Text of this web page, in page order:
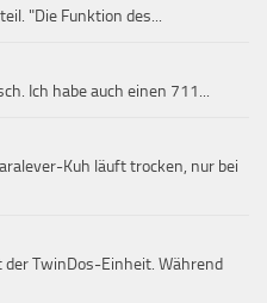
"Die Funktion des...
Ich habe auch einen 711...
Kuh läuft trocken, nur bei
der TwinDos-Einheit. Während